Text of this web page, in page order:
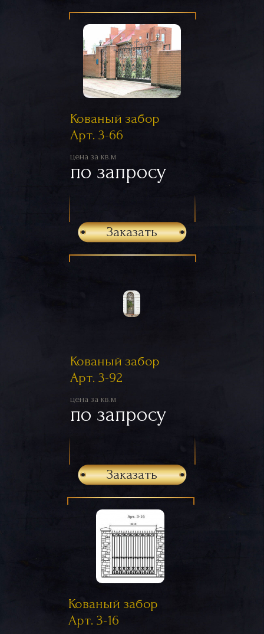
Кованый забор
Арт. 3-66
цена за кв.м
по запросу
Заказать
Кованый забор
Арт. 3-92
цена за кв.м
по запросу
Заказать
Кованый забор
Арт. 3-16